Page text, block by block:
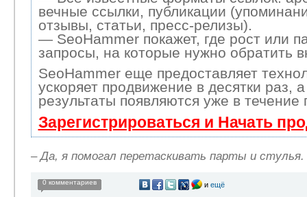
вечные ссылки, публикации
отзывы, статьи, пресс-релизы).
— SeoHammer покажет, где рост или
запросы, на которые нужно обратить
SeoHammer еще предоставляет
ускоряет продвижение в десятки раз,
результаты появляются уже в
Зарегистрироваться и Начать
–Да, я помогал перетаскивать парты и стулья.
0 комментариев и ещё